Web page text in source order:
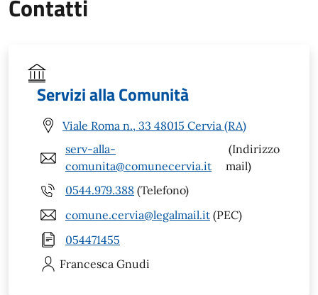
Contatti
Servizi alla Comunità
Viale Roma n., 33 48015 Cervia (RA)
serv-alla-
comunita@comunecervia.it
(Indirizzo
mail)
0544.979.388 (Telefono)
comune.cervia@legalmail.it (PEC)
054471455
Francesca Gnudi